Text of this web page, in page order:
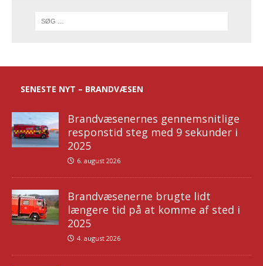
SENESTE NYT – BRANDVÆSEN
Brandvæsenernes gennemsnitlige
responstid steg med 9 sekunder i
2025
6. august 2026
Brandvæsenerne brugte lidt
længere tid på at komme af sted i
2025
4. august 2026